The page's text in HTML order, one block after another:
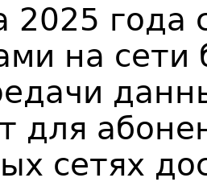
2025 года
на сети
для
сетях